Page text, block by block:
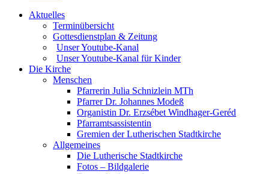
Aktuelles
Terminübersicht
Gottesdienstplan & Zeitung
Unser Youtube-Kanal
Unser Youtube-Kanal für Kinder
Die Kirche
Menschen
Pfarrerin Julia Schnizlein MTh
Pfarrer Dr. Johannes Modeß
Organistin Dr. Erzsébet Windhager-Geréd
Pfarramtsassistentin
Gremien der Lutherischen Stadtkirche
Allgemeines
Die Lutherische Stadtkirche
Fotos – Bildgalerie